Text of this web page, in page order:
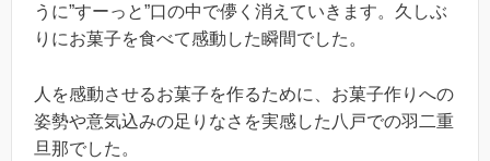
うに”すーっと”口の中で儚く消えていきます。久しぶ
りにお菓子を食べて感動した瞬間でした。
人を感動させるお菓子を作るために、お菓子作りへの
姿勢や意気込みの足りなさを実感した八戸での羽二重
旦那でした。